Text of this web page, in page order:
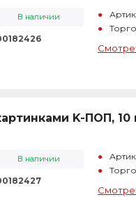
В наличии
K-ПОП, 10
В наличии